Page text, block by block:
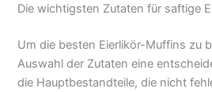
Die wichtigsten Zutaten für saftige
Um die besten Eierlikör-Muffins zu
Auswahl der Zutaten eine
die Hauptbestandteile, die nicht